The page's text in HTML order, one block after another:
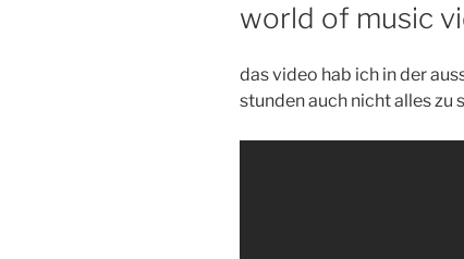
world of music
das video hab ich in der
stunden auch nicht alles zu